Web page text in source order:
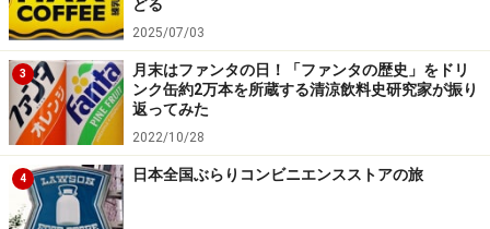
どる
2025/07/03
3
月末はファンタの日！「ファンタの歴史」をドリ
ンク缶約2万本を所蔵する清涼飲料史研究家が振り
返ってみた
2022/10/28
4 日本全国ぶらりコンビニエンスストアの旅